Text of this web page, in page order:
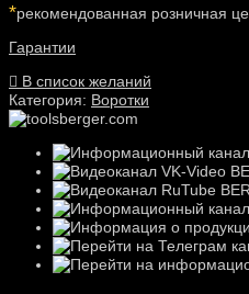
*рекомендованная розничная
Гарантии
В список желаний
Категория: Воротки